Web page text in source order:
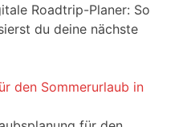
Roadtrip-Planer: So
du deine nächste
den Sommerurlaub in